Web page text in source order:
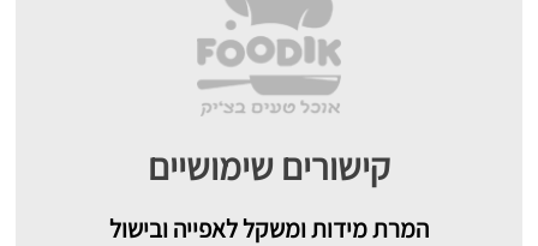
קישורים שימושיים
המרת מידות ומשקל לאפייה ובישול